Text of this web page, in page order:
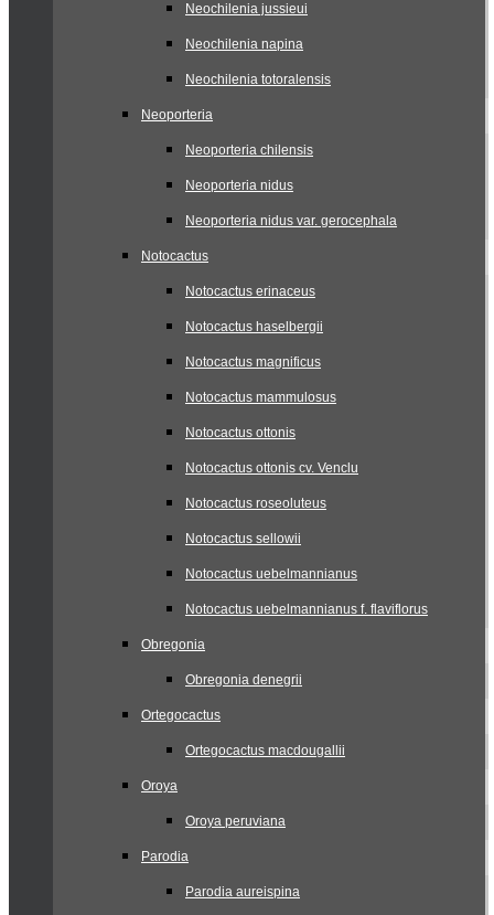
Neochilenia jussieui
Neochilenia napina
Neochilenia totoralensis
Neoporteria
Neoporteria chilensis
Neoporteria nidus
Neoporteria nidus var. gerocephala
Notocactus
Notocactus erinaceus
Notocactus haselbergii
Notocactus magnificus
Notocactus mammulosus
Notocactus ottonis
Notocactus ottonis cv. Venclu
Notocactus roseoluteus
Notocactus sellowii
Notocactus uebelmannianus
Notocactus uebelmannianus f. flaviflorus
Obregonia
Obregonia denegrii
Ortegocactus
Ortegocactus macdougallii
Oroya
Oroya peruviana
Parodia
Parodia aureispina